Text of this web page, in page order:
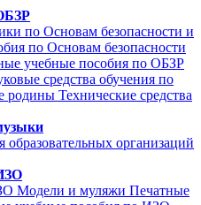
по Основам безопасности и
по Основам безопасности
учебные пособия по ОБЗР
средства обучения по
родины Технические средства
организаций
Модели и муляжи Печатные